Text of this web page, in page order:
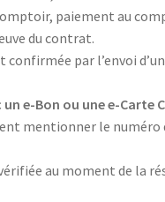
paiement au
du contrat.
confirmée par l’envoi
e-Bon ou une e-Carte
mentionner le numéro
au moment de la